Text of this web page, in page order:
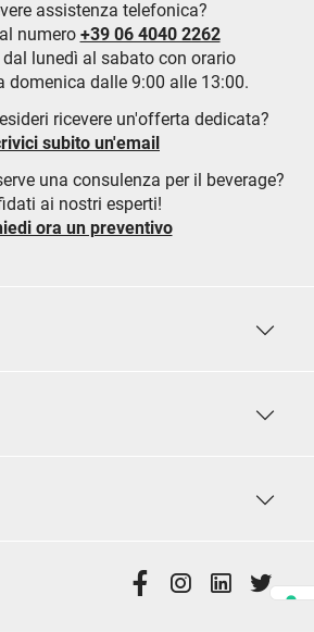
assistenza telefonica?
numero +39 06 4040 2262
lunedì al sabato con orario
domenica dalle 9:00 alle 13:00.
ricevere un'offerta dedicata?
subito un'email
una consulenza per il beverage?
ai nostri esperti!
ora un preventivo